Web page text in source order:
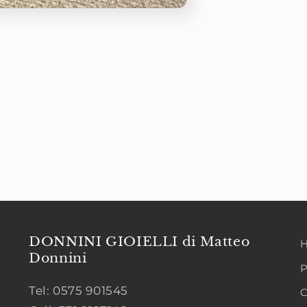
DONNINI GIOIELLI di Matteo
Donnini
Tel: 0575 901545